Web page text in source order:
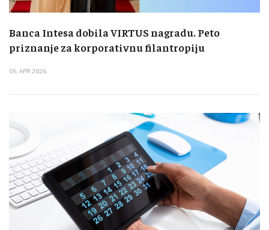
Banca Intesa dobila VIRTUS nagradu. Peto
priznanje za korporativnu filantropiju
05. APR 2026.